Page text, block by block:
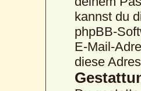
kannst du
phpBB-
E-Mail-
diese